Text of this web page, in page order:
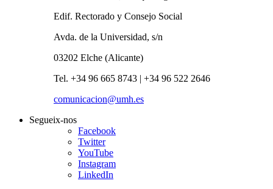
Edif. Rectorado y Consejo Social
Avda. de la Universidad, s/n
03202 Elche (Alicante)
Tel. +34 96 665 8743 | +34 96 522 2646
comunicacion@umh.es
Segueix-nos
Facebook
Twitter
YouTube
Instagram
LinkedIn